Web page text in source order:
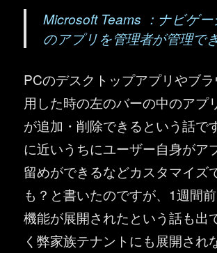
Microsoft Teams ：ナビゲ
のアプリを管理者が管理で
PCのデスクトップアプリやブ
用した時の左のバーの中のアプ
が追加・削除できるという話で
に近いうちにユーザー自身がア
留めができるなどカスタマイズ
も？と書いたのですが、1週間
機能が展開されたという話も
く弊家族テナントにも展開され